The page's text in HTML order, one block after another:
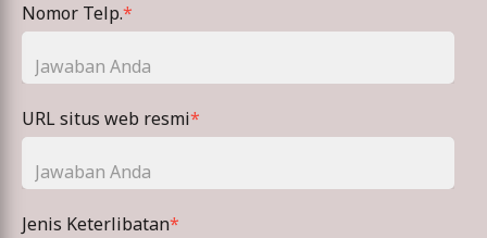
Nomor Telp.*
URL situs web resmi*
Jenis Keterlibatan*